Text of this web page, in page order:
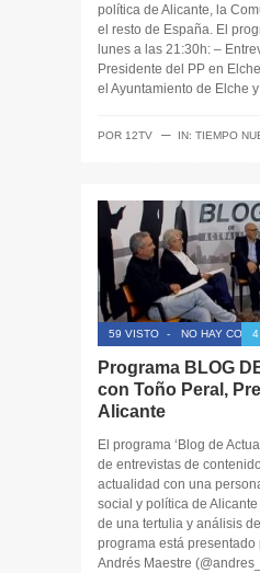
política de Alicante, la
el resto de España. El
lunes a las 21:30h: –
Presidente del PP en
el Ayuntamiento de Elche
POR 12TV ─ IN: TIEMPO
59 VISTO - NO HAY
Programa BLOG
con Toño Peral,
Alicante
El programa ‘Blog de
de entrevistas de
actualidad con una
social y política de
de una tertulia y análisis
programa está presentado
Andrés Maestre